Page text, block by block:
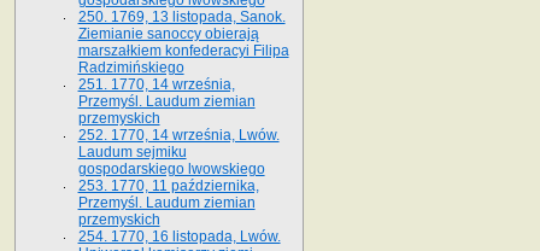
250. 1769, 13 listopada, Sanok.
Ziemianie sanoccy obierają
marszałkiem konfederacyi Filipa
Radzimińskiego
251. 1770, 14 września,
Przemyśl. Laudum ziemian
przemyskich
252. 1770, 14 września, Lwów.
Laudum sejmiku
gospodarskiego lwowskiego
253. 1770, 11 października,
Przemyśl. Laudum ziemian
przemyskich
254. 1770, 16 listopada, Lwów.